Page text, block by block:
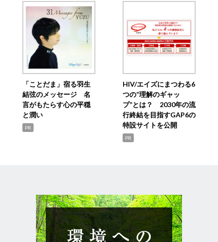
「ことだま」宿る羽生
結弦のメッセージ 名
言がもたらす心の平穏
と潤い
PR
HIV/エイズにまつわる6
つの“理解のギャッ
プ”とは？ 2030年の流
行終結を目指すGAP6の
特設サイトを公開
PR